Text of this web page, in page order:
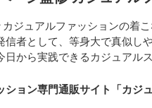
ジュアルファッションの着
信者として、等身大で真似し
から実践できるカジュアル
ション専門通販サイト「カジ